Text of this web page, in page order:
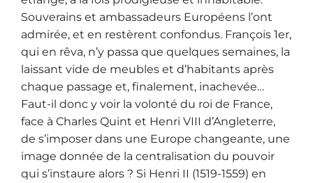
Souverains et ambassadeurs Européens l’ont
admirée, et en restèrent confondus. François 1er,
qui en rêva, n’y passa que quelques semaines, la
laissant vide de meubles et d’habitants après
chaque passage et, finalement, inachevée…
Faut-il donc y voir la volonté du roi de France,
face à Charles Quint et Henri VIII d’Angleterre,
de s’imposer dans une Europe changeante, une
image donnée de la centralisation du pouvoir
qui s’instaure alors ? Si Henri II (1519-1559) en